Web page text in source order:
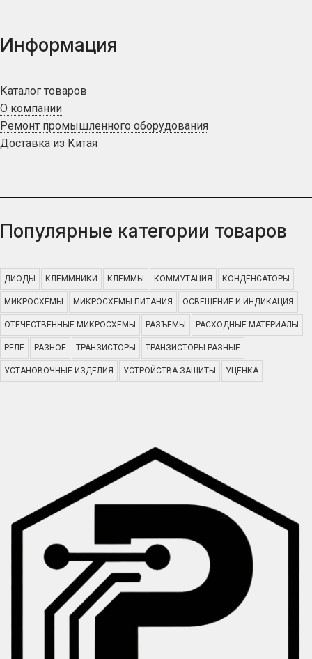
Информация
Каталог товаров
О компании
Ремонт промышленного оборудования
Доставка из Китая
Популярные категории товаров
ДИОДЫ КЛЕММНИКИ КЛЕММЫ КОММУТАЦИЯ КОНДЕНСАТОРЫ
МИКРОСХЕМЫ МИКРОСХЕМЫ ПИТАНИЯ ОСВЕЩЕНИЕ И ИНДИКАЦИЯ
ОТЕЧЕСТВЕННЫЕ МИКРОСХЕМЫ РАЗЪЕМЫ РАСХОДНЫЕ МАТЕРИАЛЫ
РЕЛЕ РАЗНОЕ ТРАНЗИСТОРЫ ТРАНЗИСТОРЫ РАЗНЫЕ
УСТАНОВОЧНЫЕ ИЗДЕЛИЯ УСТРОЙСТВА ЗАЩИТЫ УЦЕНКА